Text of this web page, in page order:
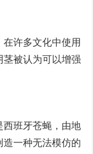
许多文化中使用
茎被认为可以增强
西班牙苍蝇，由地
一种无法模仿的